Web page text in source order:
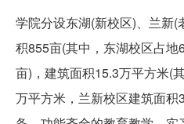
学院分设东湖(新校区)、兰新
积855亩(其中，东湖校区占
亩)，建筑面积15.3万平方米(
万平方米，兰新校区建筑面